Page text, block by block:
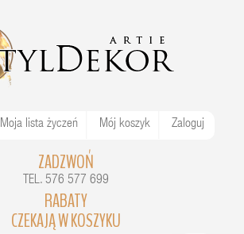
Moja lista życzeń Mój koszyk Zaloguj
ZADZWOŃ
TEL. 576 577 699
RABATY
CZEKAJĄ W KOSZYKU